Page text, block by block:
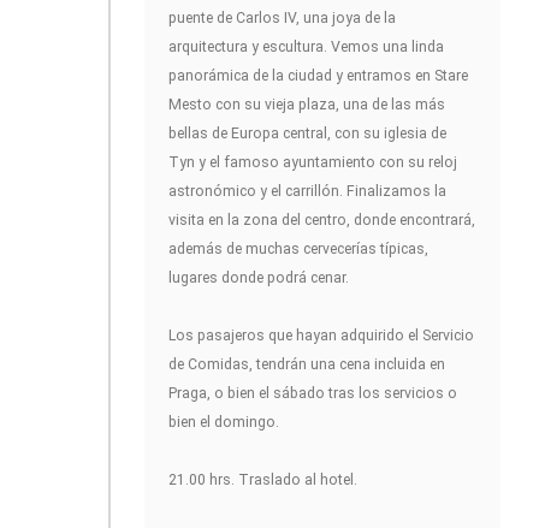
puente de Carlos IV, una joya de la
arquitectura y escultura. Vemos una linda
panorámica de la ciudad y entramos en Stare
Mesto con su vieja plaza, una de las más
bellas de Europa central, con su iglesia de
Tyn y el famoso ayuntamiento con su reloj
astronómico y el carrillón. Finalizamos la
visita en la zona del centro, donde encontrará,
además de muchas cervecerías típicas,
lugares donde podrá cenar.
Los pasajeros que hayan adquirido el Servicio
de Comidas, tendrán una cena incluida en
Praga, o bien el sábado tras los servicios o
bien el domingo.
21.00 hrs. Traslado al hotel.